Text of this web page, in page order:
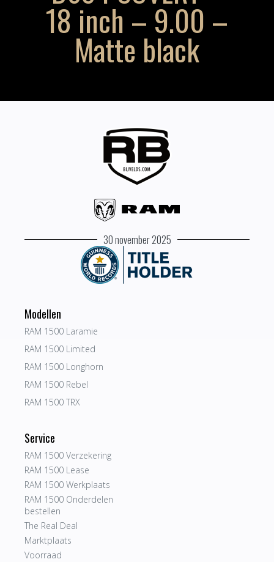
18 inch – 9.00 –
Matte black
30 november 2025
Modellen
RAM 1500 Laramie
RAM 1500 Limited
RAM 1500 Longhorn
RAM 1500 Rebel
RAM 1500 TRX
Service
RAM 1500 Verzekering
RAM 1500 Lease
RAM 1500 Werkplaats
RAM 1500 Onderdelen
bestellen
The Real Deal
Marktplaats
Voorraad